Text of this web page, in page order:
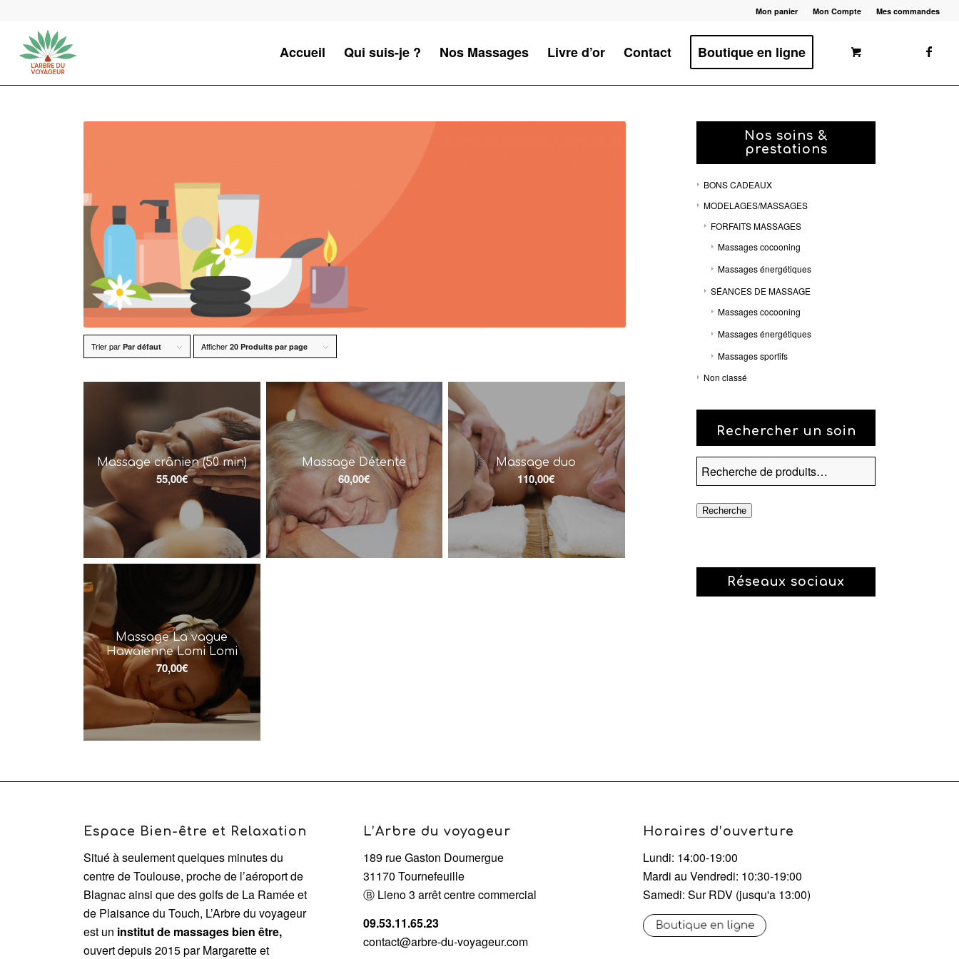
Mon panier Mon Compte Mes commandes
Accueil Qui suis-je ? Nos Massages Livre d’or Contact Boutique en ligne
Trier parPar défaut Afficher20 Produits par page
Massage crânien (50 min)
55,00€
Massage Détente
60,00€
Massage duo
110,00€
Massage La vague
Hawaïenne Lomi Lomi
70,00€
Nos soins &
prestations
BONS CADEAUX
MODELAGES/MASSAGES
FORFAITS MASSAGES
Massages cocooning
Massages énergétiques
SÉANCES DE MASSAGE
Massages cocooning
Massages énergétiques
Massages sportifs
Non classé
Rechercher un soin
Recherche
Réseaux sociaux
Espace Bien-être et Relaxation
Situé à seulement quelques minutes du
centre de Toulouse, proche de l’aéroport de
Blagnac ainsi que des golfs de La Ramée et
de Plaisance du Touch, L’Arbre du voyageur
est un institut de massages bien être,
ouvert depuis 2015 par Margarette et
L’Arbre du voyageur
189 rue Gaston Doumergue
31170 Tournefeuille
Ⓑ Lieno 3 arrêt centre commercial
09.53.11.65.23
contact@arbre-du-voyageur.com
Horaires d’ouverture
Lundi: 14:00-19:00
Mardi au Vendredi: 10:30-19:00
Samedi: Sur RDV (jusqu'a 13:00)